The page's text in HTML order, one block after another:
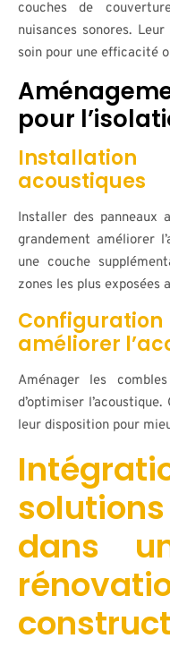
couches de
nuisances sonores.
soin pour une efficacité
pour
acoustiques
Installer des panneaux
grandement améliorer
une couche
zones les plus exposées
améliorer
Aménager les
d’optimiser
leur disposition pour
dans